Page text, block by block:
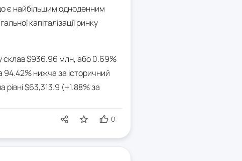
є найбільшим одноденним
капіталізації ринку
склав $936.96 млн, або 0.69%
94.42% нижча за історичний
$63,313.9 (+1.88% за
0